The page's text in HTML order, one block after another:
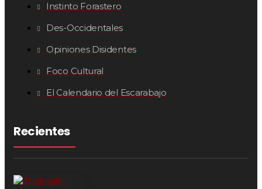
Instinto Forastero
Des-Occidentales
Opiniones Disidentes
Foco Cultural
El Calendario del Escarabajo
Recientes